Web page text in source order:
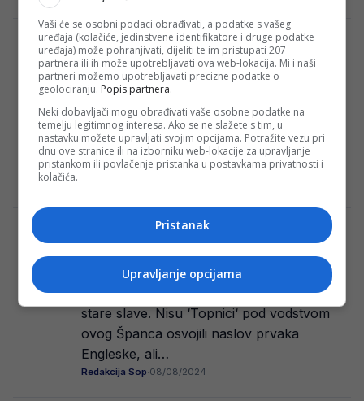
Real dobija abnormalnu ponudu: Posrnuli
velikan ne žali istresti rekordan iznos za
tursko čudo od djeteta
Turski reprezentativac Arda Guler možda
bi mogao napustiti Real Madrid do kraja
prijelaznog roka. Kako prenosi Defensa
Central, Manchester United…
Bizarno: Svi pričaju šta je Arteta priredio
pozadini
Mikel Arteta je vratio Arsenal na staze
stare slave. Nisu ‘Topnici‘ pod vodstvom
ovog Španca osvojili naslov prvaka
Engleske, ali…
Redakcija Sop·08/08/2024
Vaši će se osobni podaci obrađivati, a podatke s vašeg
uređaja (kolačiće, jedinstvene identifikatore i druge podatke
uređaja) može pohranjivati, dijeliti te im pristupati 207
partnera ili ih može upotrebljavati ova web-lokacija. Mi i naši
partneri možemo upotrebljavati precizne podatke o
geolociranju. Popis partnera.
Neki dobavljači mogu obrađivati vaše osobne podatke na
temelju legitimnog interesa. Ako se ne slažete s tim, u
nastavku možete upravljati svojim opcijama. Potražite vezu pri
dnu ove stranice ili na izborniku web-lokacije za upravljanje
pristankom ili povlačenje pristanka u postavkama privatnosti i
kolačića.
Pristanak
Upravljanje opcijama